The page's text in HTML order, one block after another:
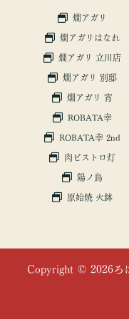
燗アガリ
燗アガリはなれ
燗アガリ 立川店
燗アガリ 別邸
燗アガリ 宵
ROBATA幸
ROBATA幸 2nd
肉ビストロ灯
陽ノ鳥
原始焼 火鉢
Copyright © 2026ろ